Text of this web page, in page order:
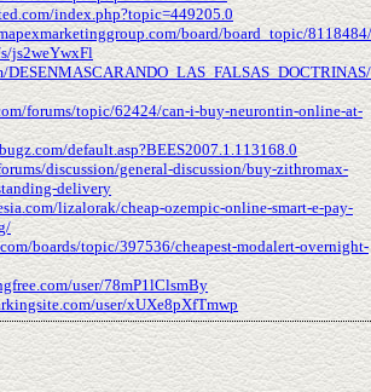
index.php?topic=449205.0
board/board_topic/
js2weYwxFl
forums/topic/62424/can-i-buy-neurontin-online-at-
default.asp?BEES2007.1.113168.0
discussion/general-discussion/buy-zithromax-
delivery
lizalorak/cheap-ozempic-online-smart-e-pay-
boards/topic/397536/cheapest-modalert-overnight-
user/78mP1lClsmBy
user/xUXe8pXfTmwp